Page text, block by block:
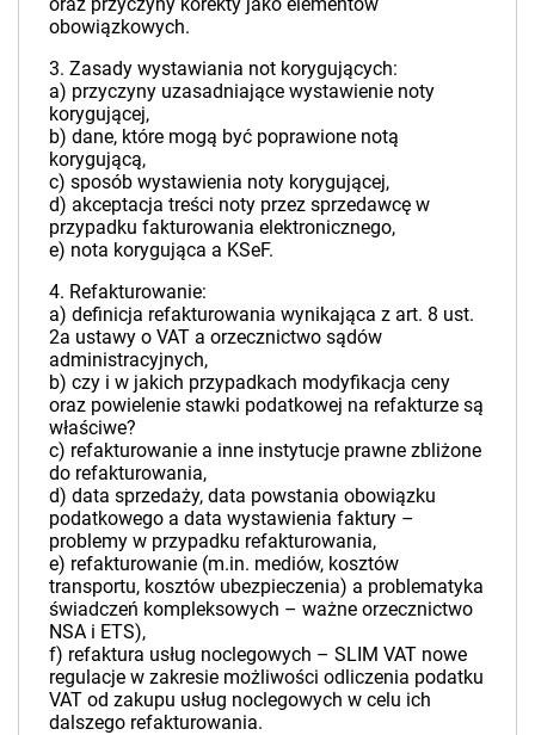
obowiązkowych.
3. Zasady wystawiania not korygujących:
a) przyczyny uzasadniające wystawienie noty
korygującej,
b) dane, które mogą być poprawione notą
korygującą,
c) sposób wystawienia noty korygującej,
d) akceptacja treści noty przez sprzedawcę w
przypadku fakturowania elektronicznego,
e) nota korygująca a KSeF.
4. Refakturowanie:
a) definicja refakturowania wynikająca z art. 8 ust.
2a ustawy o VAT a orzecznictwo sądów
administracyjnych,
b) czy i w jakich przypadkach modyfikacja ceny
oraz powielenie stawki podatkowej na refakturze są
właściwe?
c) refakturowanie a inne instytucje prawne zbliżone
do refakturowania,
d) data sprzedaży, data powstania obowiązku
podatkowego a data wystawienia faktury –
problemy w przypadku refakturowania,
e) refakturowanie (m.in. mediów, kosztów
transportu, kosztów ubezpieczenia) a problematyka
świadczeń kompleksowych – ważne orzecznictwo
NSA i ETS),
f) refaktura usług noclegowych – SLIM VAT nowe
regulacje w zakresie możliwości odliczenia podatku
VAT od zakupu usług noclegowych w celu ich
dalszego refakturowania.